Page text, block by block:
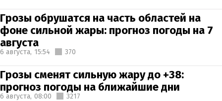
Грозы обрушатся на часть областей на
фоне сильной жары: прогноз погоды на 7
августа
6 августа, 15:54 370
Грозы сменят сильную жару до +38:
прогноз погоды на ближайшие дни
6 августа, 08:00 3217